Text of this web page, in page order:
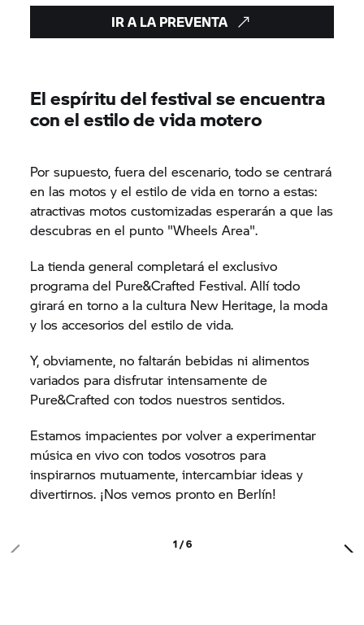
IR A LA PREVENTA
El espíritu del festival se encuentra
con el estilo de vida motero
Por supuesto, fuera del escenario, todo se centrará
en las motos y el estilo de vida en torno a estas:
atractivas motos customizadas esperarán a que las
descubras en el punto "Wheels Area".
La tienda general completará el exclusivo
programa del Pure&Crafted Festival. Allí todo
girará en torno a la cultura New Heritage, la moda
y los accesorios del estilo de vida.
Y, obviamente, no faltarán bebidas ni alimentos
variados para disfrutar intensamente de
Pure&Crafted con todos nuestros sentidos.
Estamos impacientes por volver a experimentar
música en vivo con todos vosotros para
inspirarnos mutuamente, intercambiar ideas y
divertirnos. ¡Nos vemos pronto en Berlín!
1 / 6